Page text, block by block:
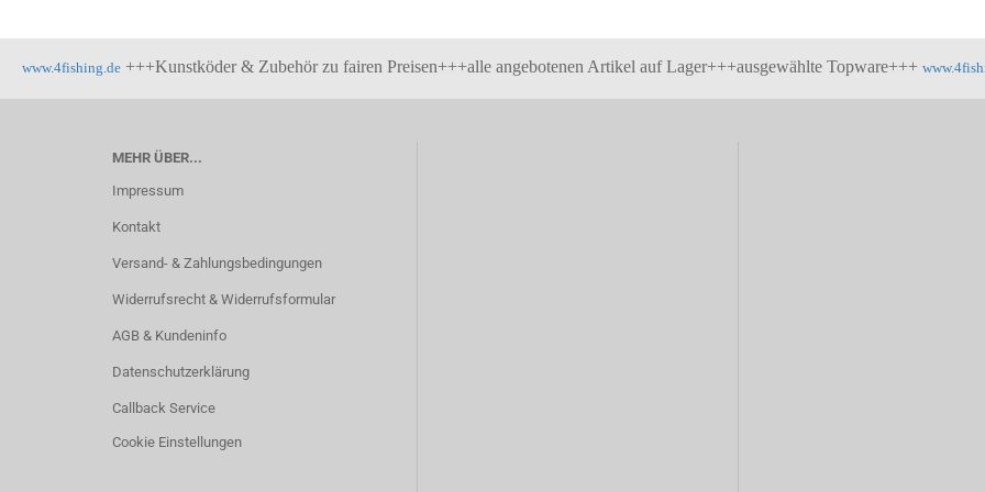
www.4fishing.de +++Kunstköder & Zubehör zu fairen Preisen+++alle angebotenen Artikel auf Lager+++ausgewählte Topware+++
MEHR ÜBER...
Impressum
Kontakt
Versand- & Zahlungsbedingungen
Widerrufsrecht & Widerrufsformular
AGB & Kundeninfo
Datenschutzerklärung
Callback Service
Cookie Einstellungen